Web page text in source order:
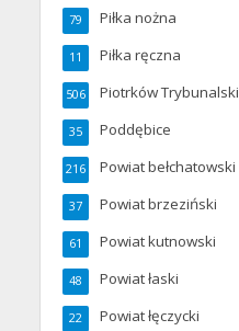
Piłka nożna
79
Piłka ręczna
11
Piotrków Trybunalski
506
Poddębice
35
Powiat bełchatowski
216
Powiat brzeziński
37
Powiat kutnowski
61
Powiat łaski
48
Powiat łęczycki
22